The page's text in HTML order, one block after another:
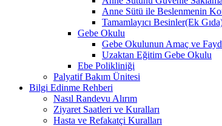
Anne Sütü ile Beslenmenin
Tamamlayıcı Besinler(Ek
Gebe Okulu
Gebe Okulunun Amaç ve
Uzaktan Eğitim Gebe Okulu
Ebe Polikliniği
Palyatif Bakım Ünitesi
Bilgi Edinme Rehberi
Nasıl Randevu Alırım
Ziyaret Saatleri ve Kuralları
Hasta ve Refakatçi Kuralları